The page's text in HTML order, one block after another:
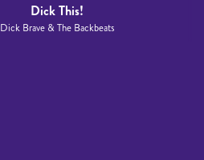
Dick This!
Dick Brave & The Backbeats